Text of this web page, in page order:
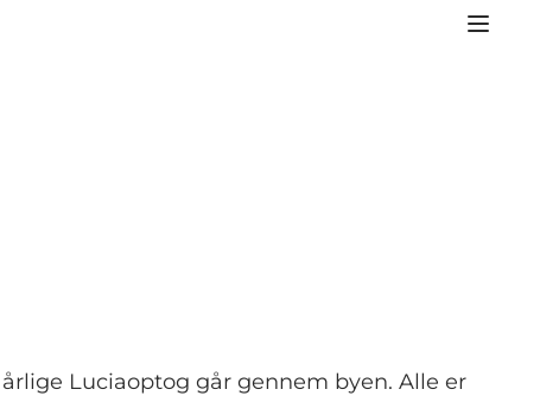
Luciaoptog går gennem byen. Alle er